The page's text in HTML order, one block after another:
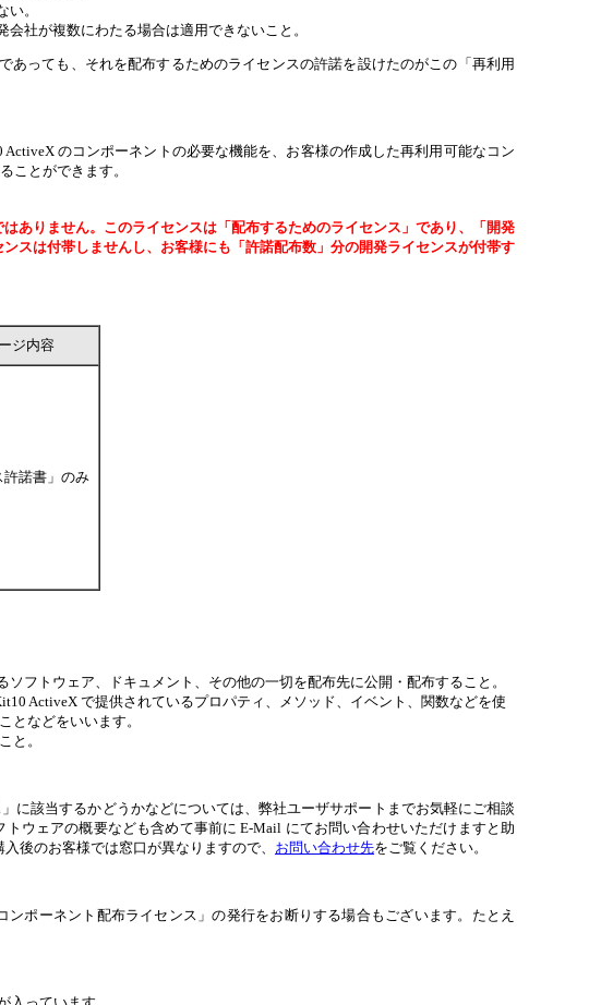
。
社が複数にわたる場合は適用できないこと。
っても、それを配布するためのライセンスの許諾を設けたのがこの「再利用
のコンポーネントの必要な機能を、お客様の作成した再利用可能なコン
ことができます。
ありません。このライセンスは「配布するためのライセンス」であり、「開発
スは付帯しませんし、お客様にも「許諾配布数」分の開発ライセンスが付帯す
ジ内容
許諾書」のみ
フトウェア、ドキュメント、その他の一切を配布先に公開・配布すること。
ActiveX で提供されているプロパティ、メソッド、イベント、関数などを使
となどをいいます。
と。
に該当するかどうかなどについては、弊社ユーザサポートまでお気軽にご相談
ウェアの概要なども含めて事前に E-Mail にてお問い合わせいただけますと助
後のお客様では窓口が異なりますので、 お問い合わせ先をご覧ください。
ポーネント配布ライセンス」の発行をお断りする場合もございます。たとえ